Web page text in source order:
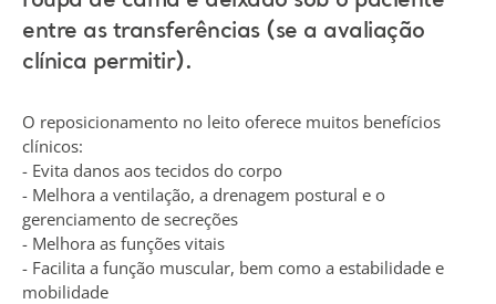
entre as transferências (se a avaliação
clínica permitir).
O reposicionamento no leito oferece muitos benefícios
clínicos:
- Evita danos aos tecidos do corpo
- Melhora a ventilação, a drenagem postural e o
gerenciamento de secreções
- Melhora as funções vitais
- Facilita a função muscular, bem como a estabilidade e
mobilidade